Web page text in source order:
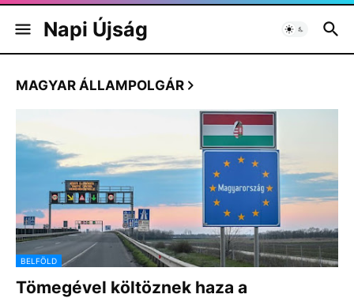
Napi Újság
MAGYAR ÁLLAMPOLGÁR
BELFÖLD
Tömegével költöznek haza a